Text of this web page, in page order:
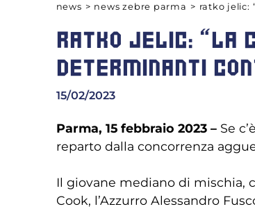
news > news zebre parma > ratko jelic:
RATKO JELIC: “LA
DETERMINANTI
15/02/2023
Parma, 15 febbraio 2023 – Se
reparto dalla concorrenza
Il giovane mediano di mischia,
Cook, l’Azzurro Alessandro